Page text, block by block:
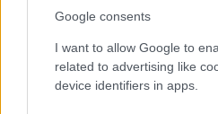
Google consents
I want to allow Google to
related to advertising like
device identifiers in apps.